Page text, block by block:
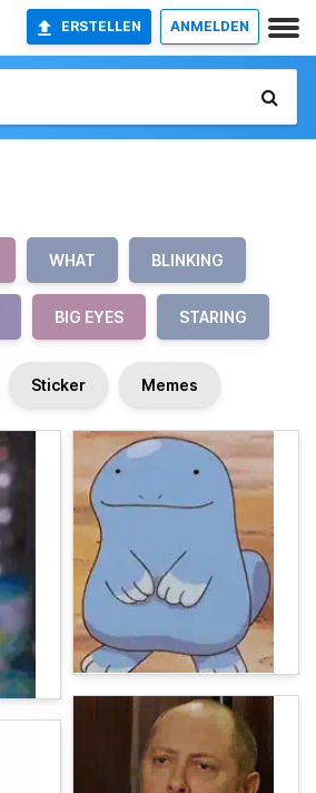
ERSTELLEN ANMELDEN
WHAT BLINKING
BIG EYES STARING
Sticker Memes